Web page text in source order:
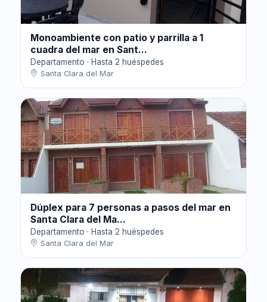
Monoambiente con patio y parrilla a 1
cuadra del mar en Sant...
Departamento · Hasta 2 huéspedes
Santa Clara del Mar
Dúplex para 7 personas a pasos del mar en
Santa Clara del Ma...
Departamento · Hasta 2 huéspedes
Santa Clara del Mar